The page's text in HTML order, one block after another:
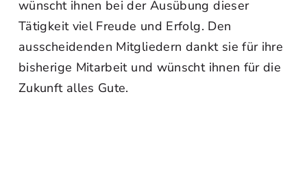
wünscht ihnen bei der Ausübung dieser
Tätigkeit viel Freude und Erfolg. Den
ausscheidenden Mitgliedern dankt sie für ihre
bisherige Mitarbeit und wünscht ihnen für die
Zukunft alles Gute.